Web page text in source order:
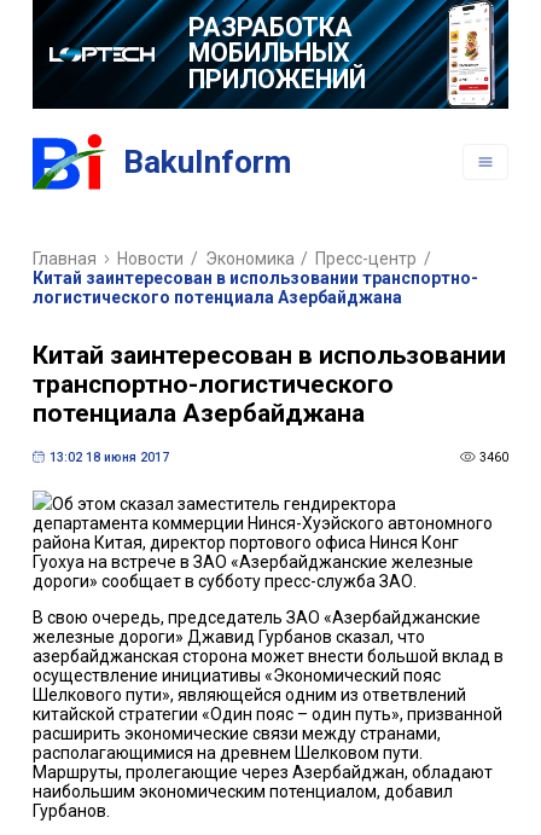
РАЗРАБОТКА
МОБИЛЬНЫХ
ПРИЛОЖЕНИЙ
BakuInform
Главная Новости / Экономика / Пресс-центр /
Китай заинтересован в использовании транспортно-
логистического потенциала Азербайджана
Китай заинтересован в использовании
транспортно-логистического
потенциала Азербайджана
13:02 18 июня 2017 3460
Об этом сказал заместитель гендиректора
департамента коммерции Нинся-Хуэйского автономного
района Китая, директор портового офиса Нинся Конг
Гуохуа на встрече в ЗАО «Азербайджанские железные
дороги» сообщает в субботу пресс-служба ЗАО.
В свою очередь, председатель ЗАО «Азербайджанские
железные дороги» Джавид Гурбанов сказал, что
азербайджанская сторона может внести большой вклад в
осуществление инициативы «Экономический пояс
Шелкового пути», являющейся одним из ответвлений
китайской стратегии «Один пояс – один путь», призванной
расширить экономические связи между странами,
располагающимися на древнем Шелковом пути.
Маршруты, пролегающие через Азербайджан, обладают
наибольшим экономическим потенциалом, добавил
Гурбанов.